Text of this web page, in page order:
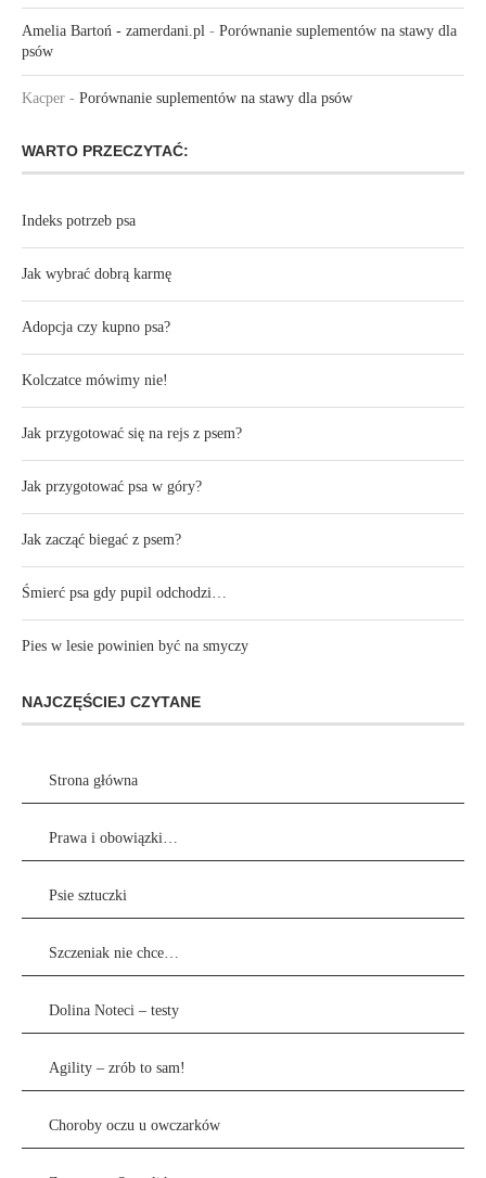
Amelia Bartoń - zamerdani.pl - Porównanie suplementów na stawy dla
psów
Kacper - Porównanie suplementów na stawy dla psów
WARTO PRZECZYTAĆ:
Indeks potrzeb psa
Jak wybrać dobrą karmę
Adopcja czy kupno psa?
Kolczatce mówimy nie!
Jak przygotować się na rejs z psem?
Jak przygotować psa w góry?
Jak zacząć biegać z psem?
Śmierć psa gdy pupil odchodzi…
Pies w lesie powinien być na smyczy
NAJCZĘŚCIEJ CZYTANE
Strona główna
Prawa i obowiązki…
Psie sztuczki
Szczeniak nie chce…
Dolina Noteci – testy
Agility – zrób to sam!
Choroby oczu u owczarków